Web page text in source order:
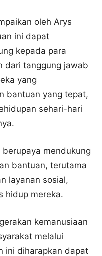
oleh Arys
ini dapat
kepada para
dari tanggung jawab
yang
bantuan yang tepat,
sehari-hari
berupaya mendukung
bantuan, terutama
layanan sosial,
hidup mereka.
kemanusiaan
melalui
ini diharapkan dapat